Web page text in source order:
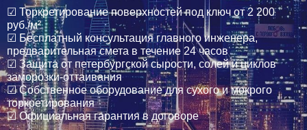
☑ Торкретирование поверхностей под ключ от 2 200
руб./м²
☑ Бесплатный консультация главного инженера,
предварительная смета в течение 24 часов
☑Защита от петербургской сырости, солей и циклов
заморозки-оттаивания
☑Собственное оборудование для сухого и мокрого
торкретирования
☑Официальная гарантия в договоре